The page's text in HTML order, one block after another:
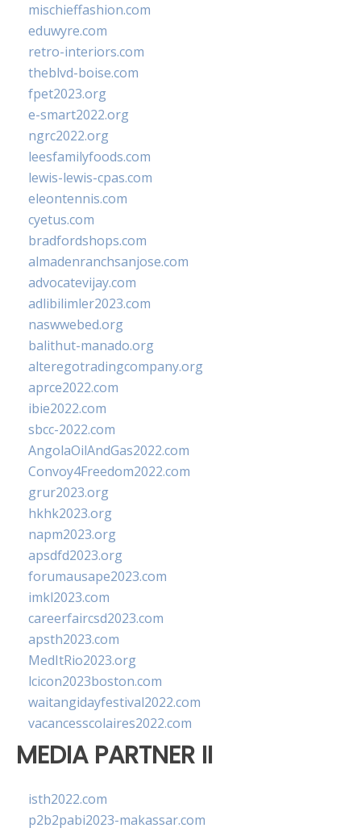
mischieffashion.com
eduwyre.com
retro-interiors.com
theblvd-boise.com
fpet2023.org
e-smart2022.org
ngrc2022.org
leesfamilyfoods.com
lewis-lewis-cpas.com
eleontennis.com
cyetus.com
bradfordshops.com
almadenranchsanjose.com
advocatevijay.com
adlibilimler2023.com
naswwebed.org
balithut-manado.org
alteregotradingcompany.org
aprce2022.com
ibie2022.com
sbcc-2022.com
AngolaOilAndGas2022.com
Convoy4Freedom2022.com
grur2023.org
hkhk2023.org
napm2023.org
apsdfd2023.org
forumausape2023.com
imkl2023.com
careerfaircsd2023.com
apsth2023.com
MedItRio2023.org
lcicon2023boston.com
waitangidayfestival2022.com
vacancesscolaires2022.com
MEDIA PARTNER II
isth2022.com
p2b2pabi2023-makassar.com